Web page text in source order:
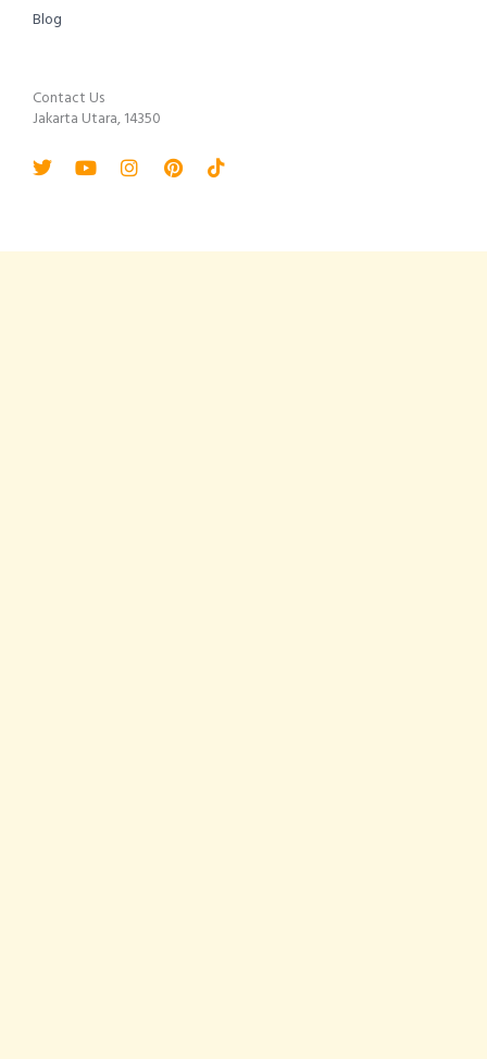
Blog
Contact Us
Jakarta Utara, 14350
TwitterYoutubeInstagram
PinterestTiktok